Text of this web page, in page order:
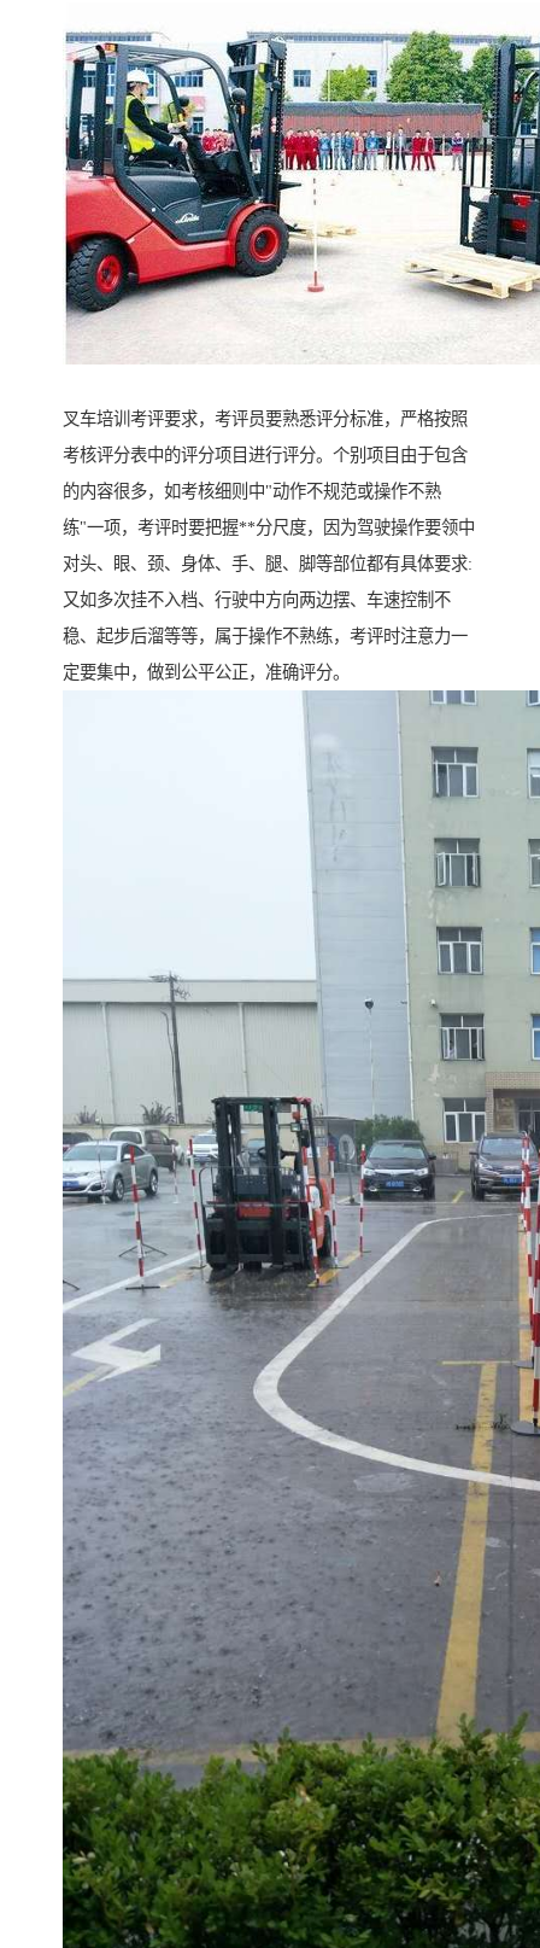
叉车培训考评要求，考评员要熟悉评分标准，严格按照
考核评分表中的评分项目进行评分。个别项目由于包含
的内容很多，如考核细则中"动作不规范或操作不熟
练"一项，考评时要把握**分尺度，因为驾驶操作要领中
对头、眼、颈、身体、手、腿、脚等部位都有具体要求:
又如多次挂不入档、行驶中方向两边摆、车速控制不
稳、起步后溜等等，属于操作不熟练，考评时注意力一
定要集中，做到公平公正，准确评分。